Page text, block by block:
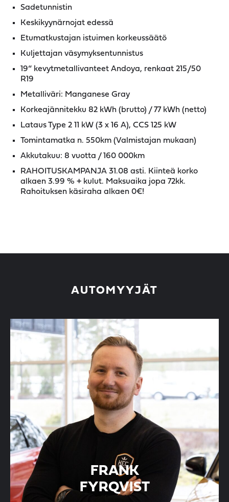
Sadetunnistin
Keskikyynärnojat edessä
Etumatkustajan istuimen korkeussäätö
Kuljettajan väsymyksentunnistus
19“ kevytmetallivanteet Andoya, renkaat 215/50
R19
Metalliväri: Manganese Gray
Korkeajännitekku 82 kWh (brutto) / 77 kWh (netto)
Lataus Type 2 11 kW (3 x 16 A), CCS 125 kW
Tomintamatka n. 550km (Valmistajan mukaan)
Akkutakuu: 8 vuotta / 160 000km
RAHOITUSKAMPANJA 31.08 asti. Kiinteä korko
alkaen 3.99 % + kulut. Maksuaika jopa 72kk.
Rahoituksen käsiraha alkaen 0€!
AUTOMYYJÄT
FRANK
FYRQVIST